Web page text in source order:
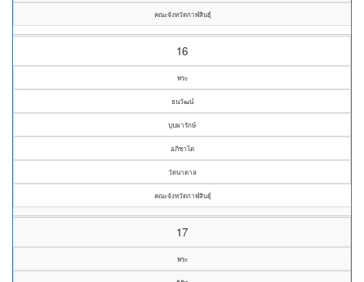
คณะจังหวัดกาฬสินธุ์
16
พระ
ธนวัฒน์
บุบผารักษ์
อภิชาโต
วัดนาตาล
คณะจังหวัดกาฬสินธุ์
17
พระ